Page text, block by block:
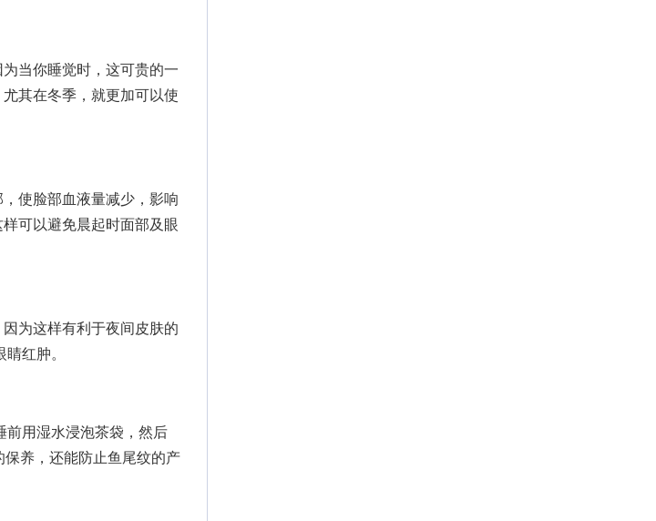
当你睡觉时，这可贵的一
其在冬季，就更加可以使
使脸部血液量减少，影响
可以避免晨起时面部及眼
为这样有利于夜间皮肤的
红肿。
用湿水浸泡茶袋，然后
养，还能防止鱼尾纹的产